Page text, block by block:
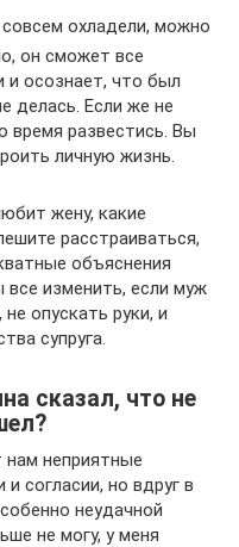
охладели, можно
он сможет все
и осознает, что был
делась. Если же не
время развестись. Вы
личную жизнь.
жену, какие
расстраиваться,
объяснения
изменить, если муж
опускать руки, и
супруга.
сказал, что не
неприятные
согласии, но вдруг в
неудачной
не могу, у меня